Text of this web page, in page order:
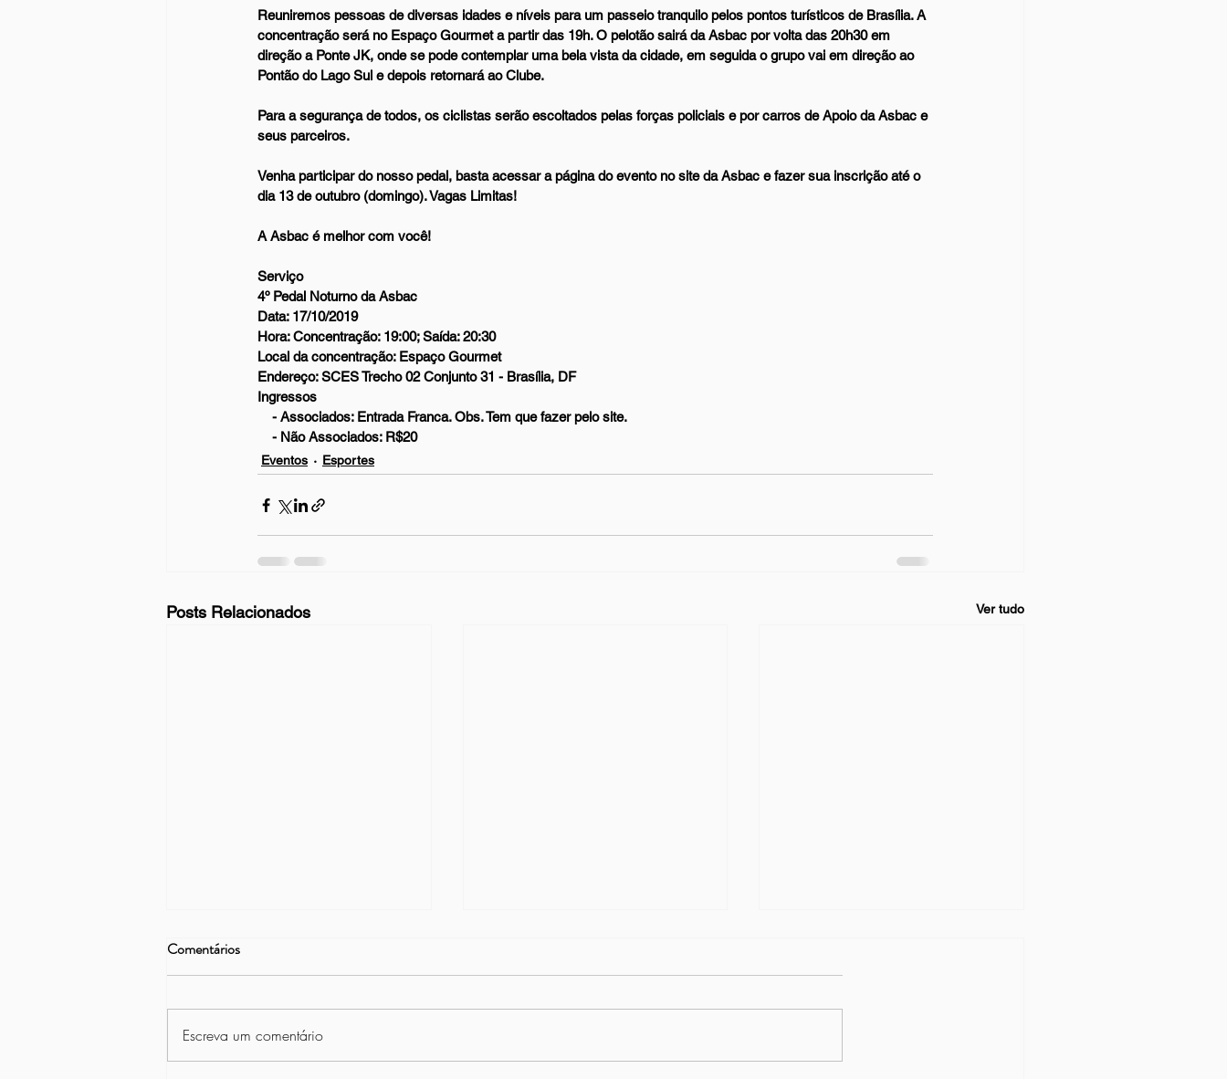
Reuniremos pessoas de diversas idades e níveis para um passeio tranquilo pelos pontos turísticos de Brasília. A
concentração será no Espaço Gourmet a partir das 19h. O pelotão sairá da Asbac por volta das 20h30 em
direção a Ponte JK, onde se pode contemplar uma bela vista da cidade, em seguida o grupo vai em direção ao
Pontão do Lago Sul e depois retornará ao Clube.
Para a segurança de todos, os ciclistas serão escoltados pelas forças policiais e por carros de Apoio da Asbac e
seus parceiros.
Venha participar do nosso pedal, basta acessar a página do evento no site da Asbac e fazer sua inscrição até o
dia 13 de outubro (domingo). Vagas Limitas!
A Asbac é melhor com você!
Serviço
4º Pedal Noturno da Asbac
Data: 17/10/2019
Hora: Concentração: 19:00; Saída: 20:30
Local da concentração: Espaço Gourmet
Endereço: SCES Trecho 02 Conjunto 31 - Brasília, DF
Ingressos
    - Associados: Entrada Franca. Obs. Tem que fazer pelo site.
    - Não Associados: R$20
Eventos Esportes
Posts Relacionados Ver tudo
Comentários
Escreva um comentário